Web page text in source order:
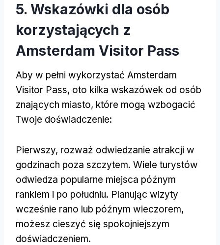
5. Wskazówki dla osób
korzystających z
Amsterdam Visitor Pass
Aby w pełni wykorzystać Amsterdam
Visitor Pass, oto kilka wskazówek od osób
znających miasto, które mogą wzbogacić
Twoje doświadczenie:
Pierwszy, rozważ odwiedzanie atrakcji w
godzinach poza szczytem. Wiele turystów
odwiedza popularne miejsca późnym
rankiem i po południu. Planując wizyty
wcześnie rano lub późnym wieczorem,
możesz cieszyć się spokojniejszym
doświadczeniem.